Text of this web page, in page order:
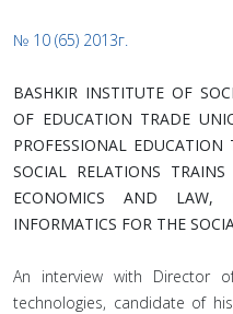
№ 10 (65) 2013г.
BASHKIR INSTITUTE OF
OF EDUCATION TRADE
PROFESSIONAL
SOCIAL RELATIONS
ECONOMICS AND LAW,
INFORMATICS FOR THE
An interview with Director
technologies, candidate of